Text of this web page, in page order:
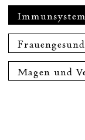
Immunsystem
Magen und